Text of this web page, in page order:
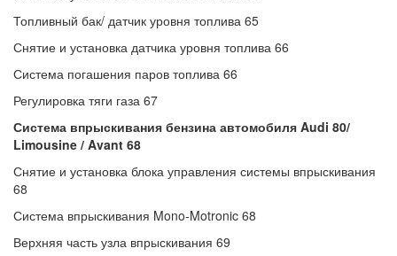
Топливный бак/ датчик уровня топлива 65
Снятие и установка датчика уровня топлива 66
Система погашения паров топлива 66
Регулировка тяги газа 67
Система впрыскивания бензина автомобиля Audi 80/
Limousine / Avant 68
Снятие и установка блока управления системы впрыскивания
68
Система впрыскивания Mono-Motronic 68
Верхняя часть узла впрыскивания 69